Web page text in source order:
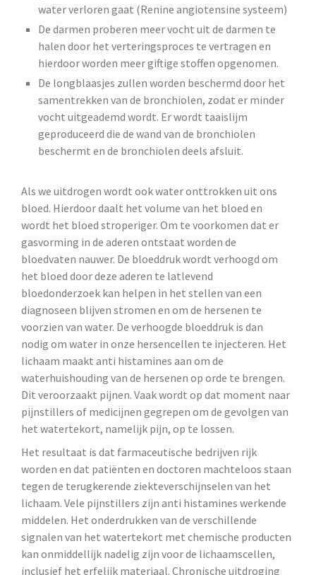
water verloren gaat (Renine angiotensine systeem)
De darmen proberen meer vocht uit de darmen te
halen door het verteringsproces te vertragen en
hierdoor worden meer giftige stoffen opgenomen.
De longblaasjes zullen worden beschermd door het
samentrekken van de bronchiolen, zodat er minder
vocht uitgeademd wordt. Er wordt taaislijm
geproduceerd die de wand van de bronchiolen
beschermt en de bronchiolen deels afsluit.
Als we uitdrogen wordt ook water onttrokken uit ons
bloed. Hierdoor daalt het volume van het bloed en
wordt het bloed stroperiger. Om te voorkomen dat er
gasvorming in de aderen ontstaat worden de
bloedvaten nauwer. De bloeddruk wordt verhoogd om
het bloed door deze aderen te latlevend
bloedonderzoek kan helpen in het stellen van een
diagnoseen blijven stromen en om de hersenen te
voorzien van water. De verhoogde bloeddruk is dan
nodig om water in onze hersencellen te injecteren. Het
lichaam maakt anti histamines aan om de
waterhuishouding van de hersenen op orde te brengen.
Dit veroorzaakt pijnen. Vaak wordt op dat moment naar
pijnstillers of medicijnen gegrepen om de gevolgen van
het watertekort, namelijk pijn, op te lossen.
Het resultaat is dat farmaceutische bedrijven rijk
worden en dat patiënten en doctoren machteloos staan
tegen de terugkerende ziekteverschijnselen van het
lichaam. Vele pijnstillers zijn anti histamines werkende
middelen. Het onderdrukken van de verschillende
signalen van het watertekort met chemische producten
kan onmiddellijk nadelig zijn voor de lichaamscellen,
inclusief het erfelijk materiaal. Chronische uitdroging